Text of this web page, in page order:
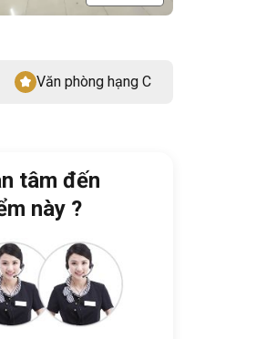
Văn phòng hạng C
tâm đến
này ?